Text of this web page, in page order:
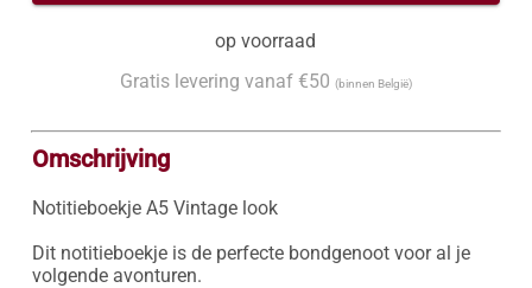
op voorraad
Gratis levering vanaf €50 (binnen België)
Omschrijving
Notitieboekje A5 Vintage look
Dit notitieboekje is de perfecte bondgenoot voor al je
volgende avonturen.